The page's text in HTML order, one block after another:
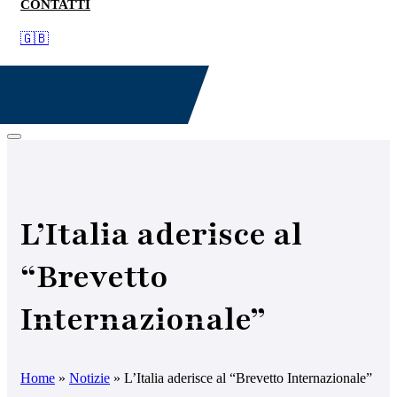
CONTATTI
🇬🇧
L’Italia aderisce al
“Brevetto
Internazionale”
Home » Notizie » L’Italia aderisce al “Brevetto Internazionale”